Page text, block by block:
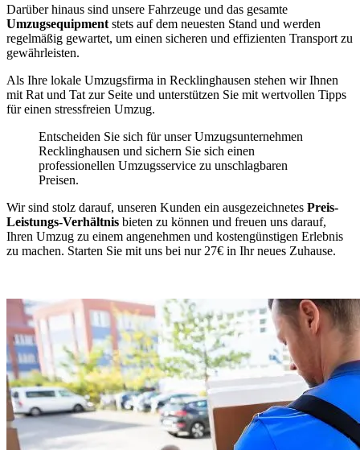
Darüber hinaus sind unsere Fahrzeuge und das gesamte
Umzugsequipment stets auf dem neuesten Stand und werden
regelmäßig gewartet, um einen sicheren und effizienten Transport zu
gewährleisten.
Als Ihre lokale Umzugsfirma in Recklinghausen stehen wir Ihnen
mit Rat und Tat zur Seite und unterstützen Sie mit wertvollen Tipps
für einen stressfreien Umzug.
Entscheiden Sie sich für unser Umzugsunternehmen
Recklinghausen und sichern Sie sich einen
professionellen Umzugsservice zu unschlagbaren
Preisen.
Wir sind stolz darauf, unseren Kunden ein ausgezeichnetes Preis-
Leistungs-Verhältnis bieten zu können und freuen uns darauf,
Ihren Umzug zu einem angenehmen und kostengünstigen Erlebnis
zu machen. Starten Sie mit uns bei nur 27€ in Ihr neues Zuhause.